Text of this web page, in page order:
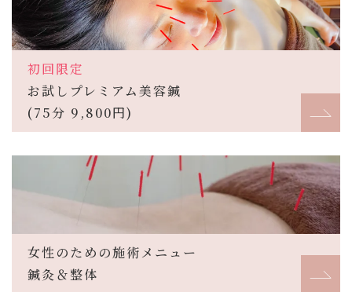
初回限定
お試しプレミアム美容鍼
(75分 9,800円)
女性のための施術メニュー
鍼灸＆整体